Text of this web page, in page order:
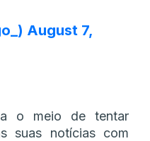
August 7,
o meio de tentar
suas notícias com